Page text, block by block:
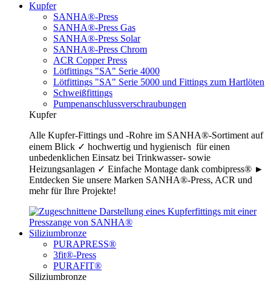
Kupfer
SANHA®-Press
SANHA®-Press Gas
SANHA®-Press Solar
SANHA®-Press Chrom
ACR Copper Press
Lötfittings "SA" Serie 4000
Lötfittings "SA" Serie 5000 und Fittings zum Hartlöten
Schweißfittings
Pumpenanschlussverschraubungen
Kupfer
Alle Kupfer-Fittings und -Rohre im SANHA®-Sortiment auf
einem Blick ✓ hochwertig und hygienisch für einen
unbedenklichen Einsatz bei Trinkwasser- sowie
Heizungsanlagen ✓ Einfache Montage dank combipress® ►
Entdecken Sie unsere Marken SANHA®-Press, ACR und
mehr für Ihre Projekte!
Siliziumbronze
PURAPRESS®
3fit®-Press
PURAFIT®
Siliziumbronze